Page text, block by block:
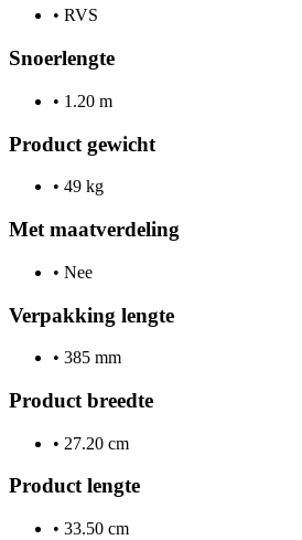
• RVS
Snoerlengte
• 1.20 m
Product gewicht
• 49 kg
Met maatverdeling
• Nee
Verpakking lengte
• 385 mm
Product breedte
• 27.20 cm
Product lengte
• 33.50 cm